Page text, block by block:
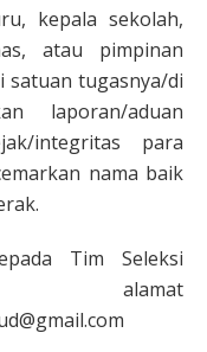
kepala sekolah,
atau pimpinan
satuan tugasnya/di
laporan/aduan
integritas para
nama baik
Tim Seleksi